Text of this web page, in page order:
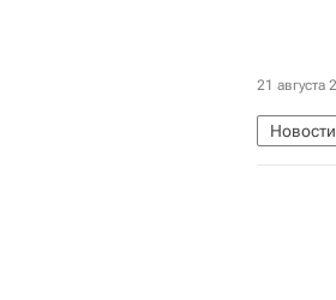
21 августа